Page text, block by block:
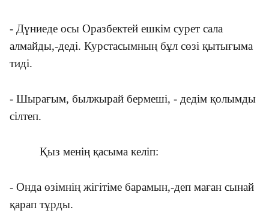
- Дүниеде осы Оразбектей ешкім сурет сала
алмайды,-деді. Курстасымның бұл сөзі қытығыма
тиді.
- Шырағым, былжырай бермеші, - дедім қолымды
сілтеп.
Қыз менің қасыма келіп:
- Онда өзімнің жігітіме барамын,-деп маған сынай
қарап тұрды.